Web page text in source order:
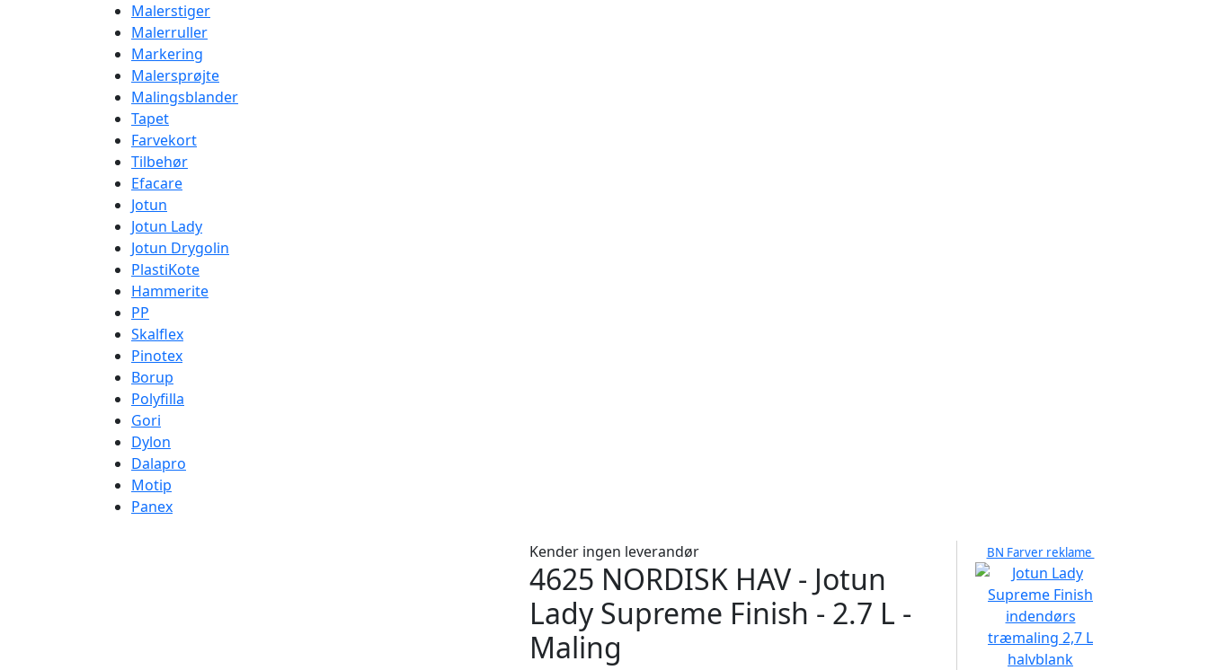
Malerstiger
Malerruller
Markering
Malersprøjte
Malingsblander
Tapet
Farvekort
Tilbehør
Efacare
Jotun
Jotun Lady
Jotun Drygolin
PlastiKote
Hammerite
PP
Skalflex
Pinotex
Borup
Polyfilla
Gori
Dylon
Dalapro
Motip
Panex
Kender ingen leverandør
4625 NORDISK HAV - Jotun
Lady Supreme Finish - 2.7 L -
Maling
BN Farver reklame